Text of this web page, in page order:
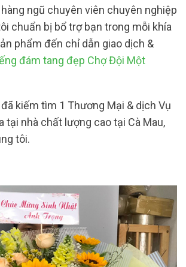
ngũ chuyên viên chuyên nghiệp
chuẩn bị bổ trợ bạn trong mỗi khía
phẩm đến chỉ dẫn giao dịch &
đám tang đẹp Chợ Đội Một
kiếm tìm 1 Thương Mại & dịch Vụ
tại nhà chất lượng cao tại Cà Mau,
tôi.